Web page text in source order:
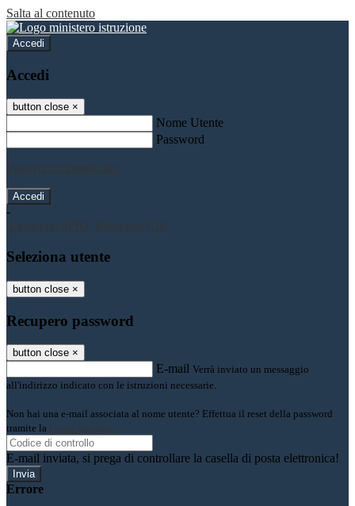
Salta al contenuto
Accedi
Accedi
button close ×
Nome Utente
Password
Password dimenticata?
-
Entra con SPID
Entra con CIE
Seleziona utente
button close ×
Recupero password
button close ×
E-mail Verrà inviato un messaggio
all'indirizzo indicato con le istruzioni necessarie.
Non hai una e-mail associata al nome utente? Effettua il reset della password
tramite la Login Spaggiari
E-mail inviata, si prega di controllare la casella di posta elettronica!
Errore